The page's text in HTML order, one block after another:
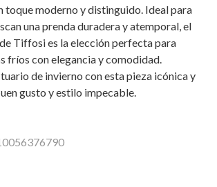
toque moderno y distinguido. Ideal para
una prenda duradera y atemporal, el
Tiffosi es la elección perfecta para
fríos con elegancia y comodidad.
de invierno con esta pieza icónica y
gusto y estilo impecable.